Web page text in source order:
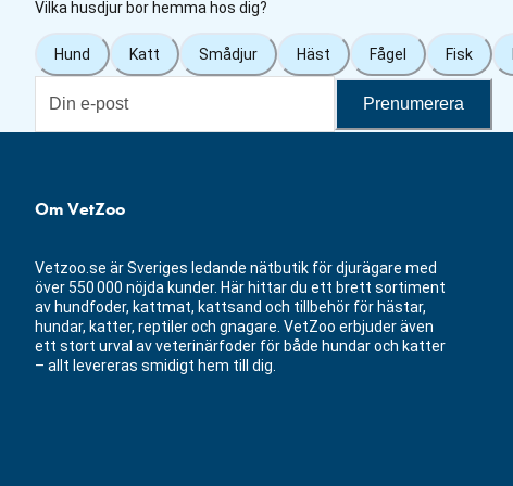
Vilka husdjur bor hemma hos dig?
Hund Katt Smådjur Häst Fågel Fisk
Prenumerera
Om VetZoo
Vetzoo.se är Sveriges ledande nätbutik för djurägare med
över 550 000 nöjda kunder. Här hittar du ett brett sortiment
av hundfoder, kattmat, kattsand och tillbehör för hästar,
hundar, katter, reptiler och gnagare. VetZoo erbjuder även
ett stort urval av veterinärfoder för både hundar och katter
– allt levereras smidigt hem till dig.